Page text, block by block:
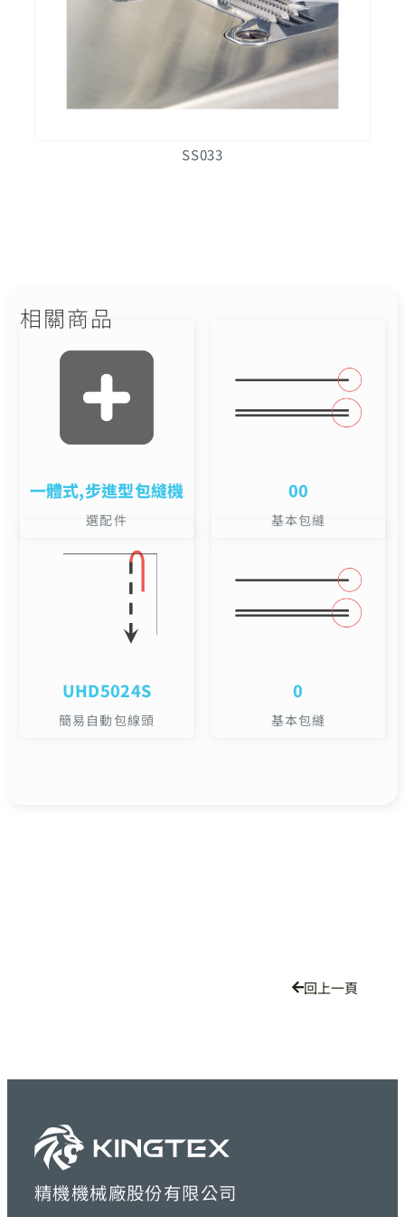
SS033
相關商品
一體式,步進型包縫機
選配件
00
基本包縫
UHD5024S
簡易自動包線頭
0
基本包縫
回上一頁
精機機械廠股份有限公司